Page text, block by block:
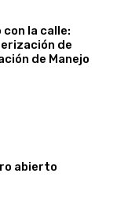
con la calle:
de
de Manejo
abierto